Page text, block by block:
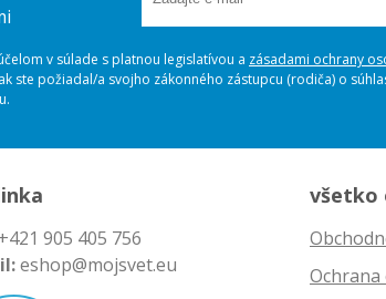
v súlade s platnou legislatívou a zásadami ochrany
ste požiadal/a svojho zákonného zástupcu (rodiča) o
+421 905 405 756
eshop@mojsvet.eu
všetko